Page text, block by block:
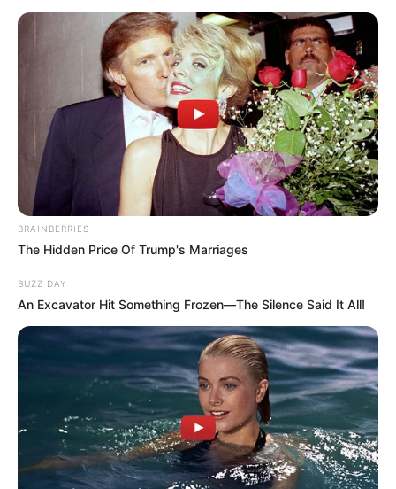
BRAINBERRIES
The Hidden Price Of Trump's Marriages
BUZZ DAY
An Excavator Hit Something Frozen—The Silence Said It All!